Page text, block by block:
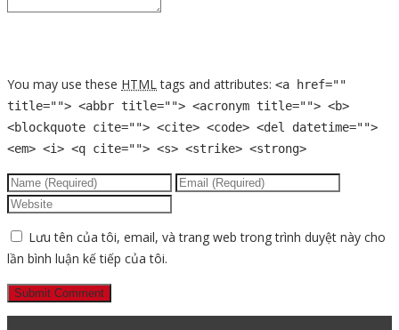
You may use these HTML tags and attributes: <a href=""
title=""> <abbr title=""> <acronym title=""> <b>
<blockquote cite=""> <cite> <code> <del datetime="">
<em> <i> <q cite=""> <s> <strike> <strong>
Lưu tên của tôi, email, và trang web trong trình duyệt này cho
lần bình luận kế tiếp của tôi.